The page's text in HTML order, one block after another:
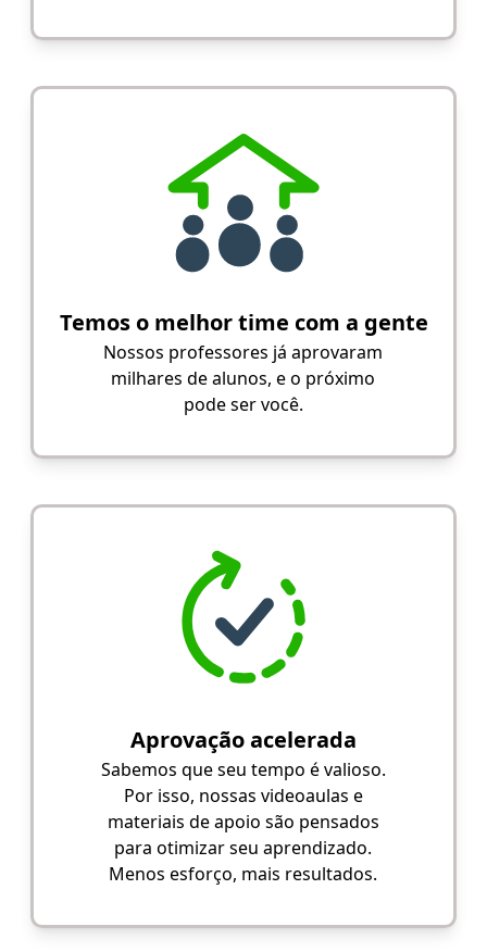
Temos o melhor time com a gente
Nossos professores já aprovaram
milhares de alunos, e o próximo
pode ser você.
Aprovação acelerada
Sabemos que seu tempo é valioso.
Por isso, nossas videoaulas e
materiais de apoio são pensados
para otimizar seu aprendizado.
Menos esforço, mais resultados.